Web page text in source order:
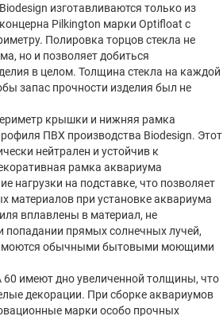
изготавливаются только из
Pilkington марки Optifloat с
Полировка торцов стекла не
но и позволяет добиться
в целом. Толщина стекла на каждой
запас прочности изделия был не
крышки и нижняя рамка
ПВХ производства Biodesign. Этот
нейтрален и устойчив к
рамка аквариума
нагрузки на подставке, что позволяет
материалов при установке аквариума
вплавлены в материал, не
попадании прямых солнечных лучей,
моются обычными бытовыми моющими
имеют дно увеличенной толщины, что
декорации. При сборке аквариумов
марки особо прочных